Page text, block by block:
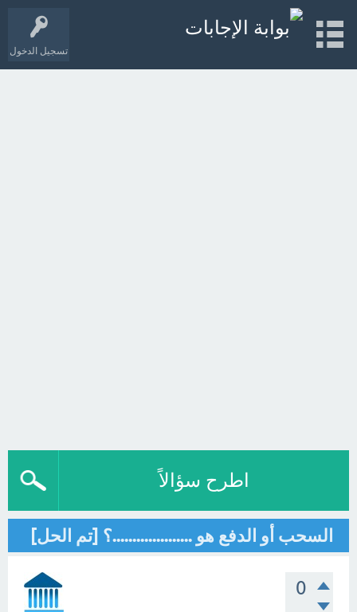
تسجيل الدخول
اطرح سؤالاً
السحب أو الدفع هو ....................؟ [تم الحل]
0